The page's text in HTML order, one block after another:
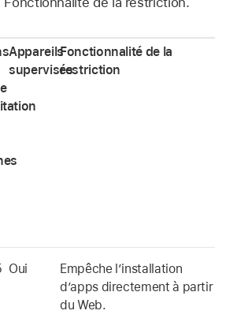
Appareils
supervisés
Fonctionnalité de la
restriction
Oui
Empêche l’installation
d’apps directement à partir
du Web.